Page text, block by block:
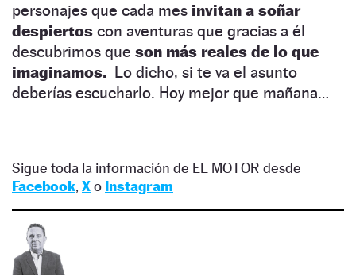
personajes que cada mes invitan a soñar
despiertos con aventuras que gracias a él
descubrimos que son más reales de lo que
imaginamos. Lo dicho, si te va el asunto
deberías escucharlo. Hoy mejor que mañana…
Sigue toda la información de EL MOTOR desde
Facebook, Xo Instagram